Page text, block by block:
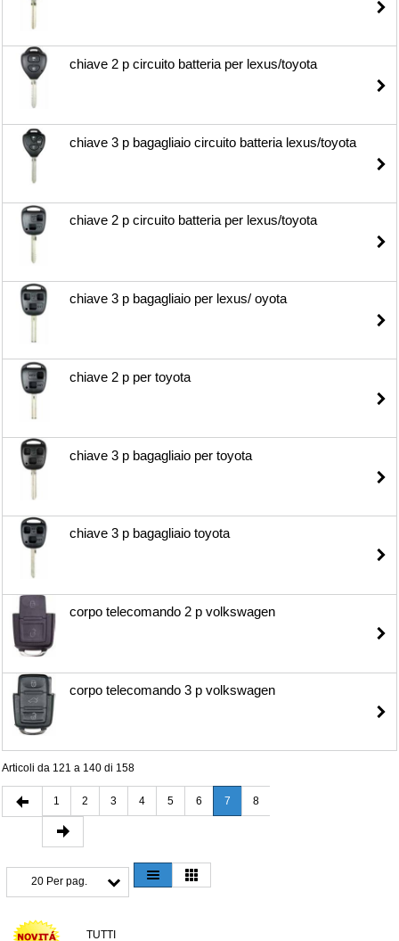
chiave 2 p circuito batteria per lexus/toyota
chiave 3 p bagagliaio circuito batteria lexus/toyota
chiave 2 p circuito batteria per lexus/toyota
chiave 3 p bagagliaio per lexus/ oyota
chiave 2 p per toyota
chiave 3 p bagagliaio per toyota
chiave 3 p bagagliaio toyota
corpo telecomando 2 p volkswagen
corpo telecomando 3 p volkswagen
Articoli da 121 a 140 di 158
1 2 3 4 5 6 7 8
20 Per pag.
TUTTI